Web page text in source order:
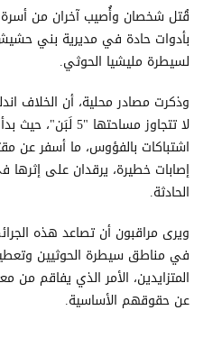
قُتل شخصان وأُصيب آخران من
بأدوات حادة في مديرية بني
لسيطرة مليشيا الحوثي.
وذكرت مصادر محلية، أن الخلاف
لا تتجاوز
اشتباكات بالفؤوس، ما أسفر عن
إصابات خطيرة، يرقدان على إثرها
الحادثة.
ويرى مراقبون أن تصاعد هذه
في مناطق سيطرة الحوثيين
المتزايدين، الأمر الذي يفاقم من
عن حقوقهم الأساسية.